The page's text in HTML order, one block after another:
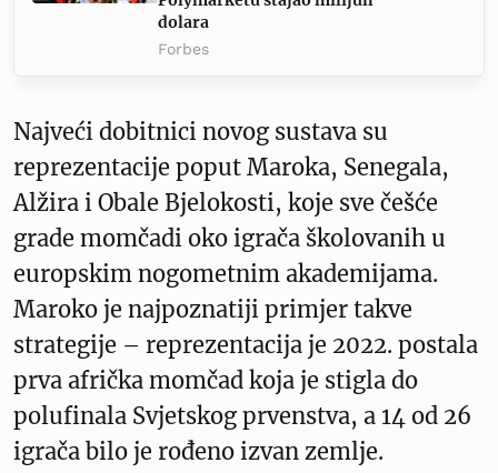
dolara
Forbes
Najveći dobitnici novog sustava su
reprezentacije poput Maroka, Senegala,
Alžira i Obale Bjelokosti, koje sve češće
grade momčadi oko igrača školovanih u
europskim nogometnim akademijama.
Maroko je najpoznatiji primjer takve
strategije – reprezentacija je 2022. postala
prva afrička momčad koja je stigla do
polufinala Svjetskog prvenstva, a 14 od 26
igrača bilo je rođeno izvan zemlje.